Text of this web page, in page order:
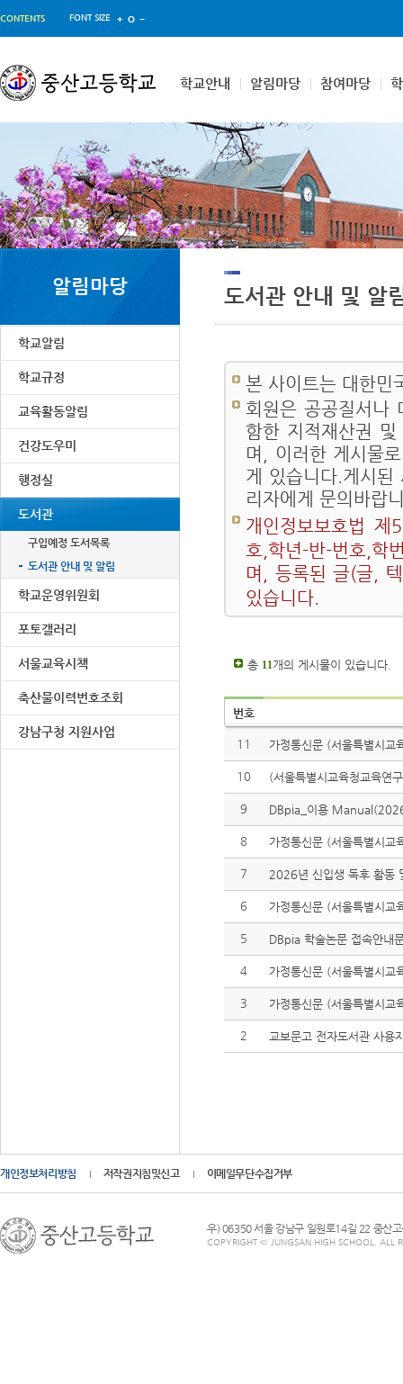
CONTENTS FONT SIZE
학교안내 알림마당 참여마당
알림마당
학교알림
학교규정
교육활동알림
건강도우미
행정실
도서관
구입예정 도서목록
도서관 안내 및 알림
학교운영위원회
포토갤러리
서울교육시책
축산물이력번호조회
강남구청 지원사업
도서관 안내 및 알
본 사이트는 대한민
회원은 공공질서나
함한 지적재산권
며, 이러한 게시물
게 있습니다.게시된
리자에게 문의바랍
개인정보보호법 제
호,학년-반-번호,학
며, 등록된 글(글,
있습니다.
총 11개의 게시물이 있습니다.
번호
11 가정통신문 (서울특별시교
10 (서울특별시교육청교육연
9 DBpia_이용
8 가정통신문 (서울특별시교
7 2026년 신입생 독후 활동
6 가정통신문 (서울특별시교
5 DBpia 학술논문 접속안내
4 가정통신문 (서울특별시교
3 가정통신문 (서울특별시교
2 교보문고 전자도서관 사용
개인정보처리방침 저작권지침및신고 이메일무단수집거부
우) 06350 서울 강남구 일원로14길 22 중산
COPYRIGHT © JUNGSAN HIGH SCHOOL. ALL